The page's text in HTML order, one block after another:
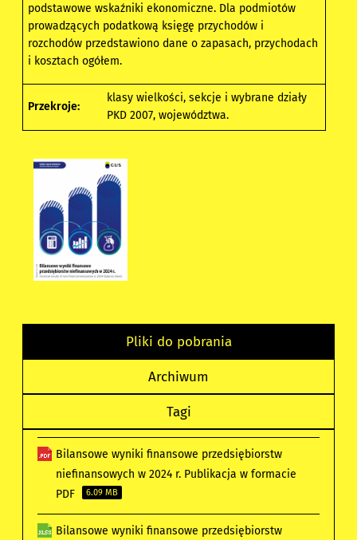
podstawowe wskaźniki ekonomiczne. Dla podmiotów
prowadzących podatkową księgę przychodów i
rozchodów przedstawiono dane o zapasach, przychodach
i kosztach ogółem.
Przekroje:
klasy wielkości, sekcje i wybrane działy
PKD 2007, województwa.
Pliki do pobrania
Archiwum
Tagi
Bilansowe wyniki finansowe przedsiębiorstw
niefinansowych w 2024 r. Publikacja w formacie
PDF
6.09 MB
Bilansowe wyniki finansowe przedsiębiorstw